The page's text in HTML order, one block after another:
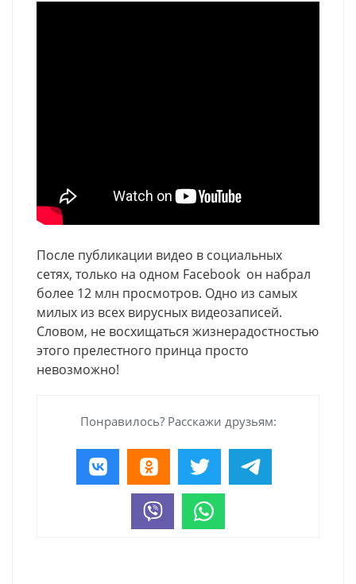
После публикации видео в социальных
сетях, только на одном Facebook он набрал
более 12 млн просмотров. Одно из самых
милых из всех вирусных видеозаписей.
Словом, не восхищаться жизнерадостностью
этого прелестного принца просто
невозможно!
Понравилось? Расскажи друзьям: